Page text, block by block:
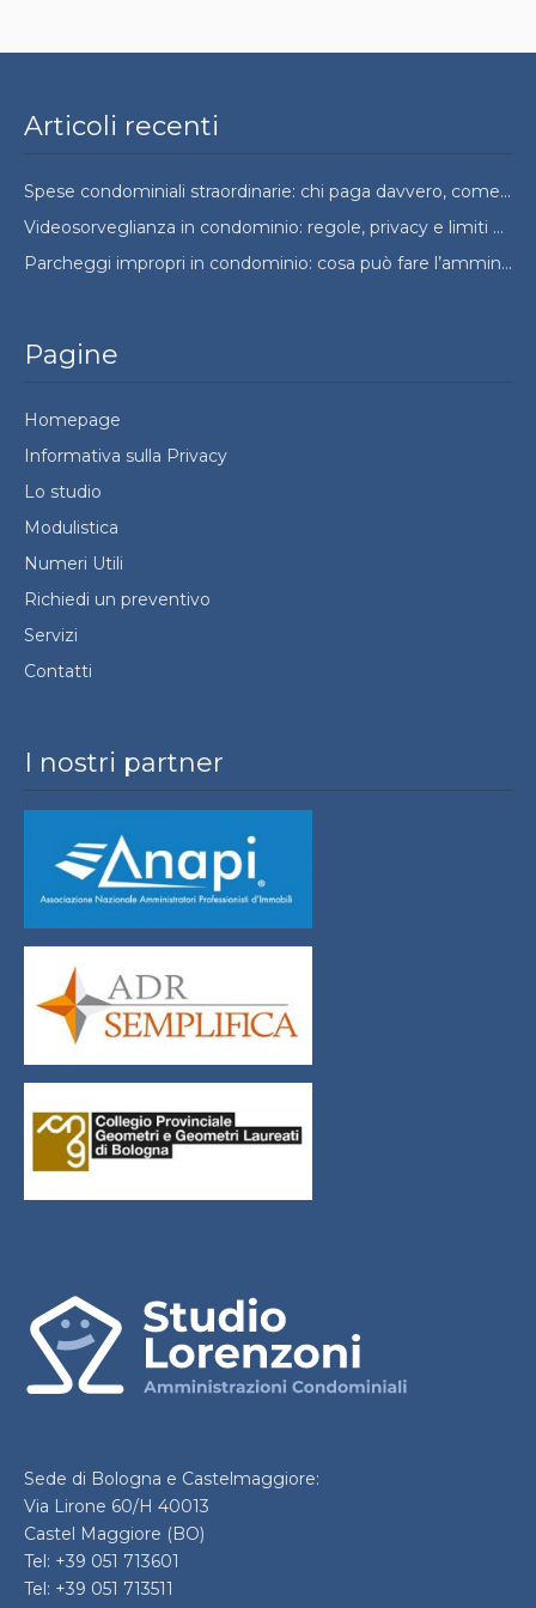
Sede di Bologna e Castelmaggiore:
Via Lirone 60/H 40013
Castel Maggiore (BO)
Tel: +39 051 713601
Tel: +39 051 713511
I nostri partner
Pagine
Homepage
Informativa sulla Privacy
Lo studio
Modulistica
Numeri Utili
Richiedi un preventivo
Servizi
Contatti
Articoli recenti
Spese condominiali straordinarie: chi paga davvero, come si ripartono e quando si possono contestare
Videosorveglianza in condominio: regole, privacy e limiti da conoscere
Parcheggi impropri in condominio: cosa può fare l’amministratore e cosa no